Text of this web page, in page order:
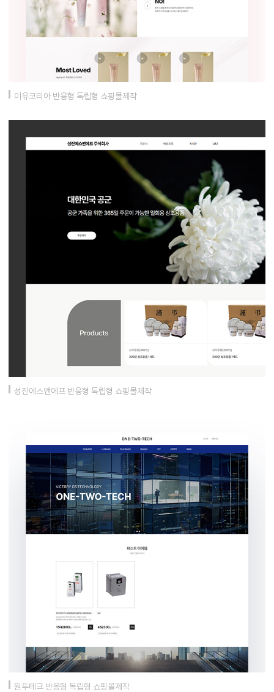
이유코리아 반응형 독립형 쇼핑몰제작
성진에스앤에프 반응형 독립형 쇼핑몰제작
원투테크 반응형 독립형 쇼핑몰제작